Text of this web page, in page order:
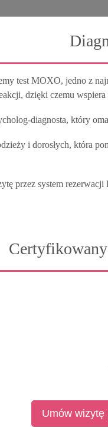
test MOXO, jedno z
dzięki czemu
diagnosta, który
i dorosłych, która
przez system rezerwacji
Umów wizytę